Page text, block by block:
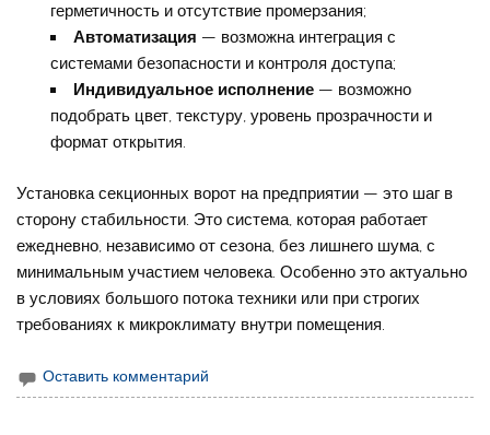
герметичность и отсутствие промерзания;
Автоматизация — возможна интеграция с
системами безопасности и контроля доступа;
Индивидуальное исполнение— возможно
подобрать цвет, текстуру, уровень прозрачности и
формат открытия.
Установка секционных ворот на предприятии — это шаг в
сторону стабильности. Это система, которая работает
ежедневно, независимо от сезона, без лишнего шума, с
минимальным участием человека. Особенно это актуально
в условиях большого потока техники или при строгих
требованиях к микроклимату внутри помещения.
Оставить комментарий